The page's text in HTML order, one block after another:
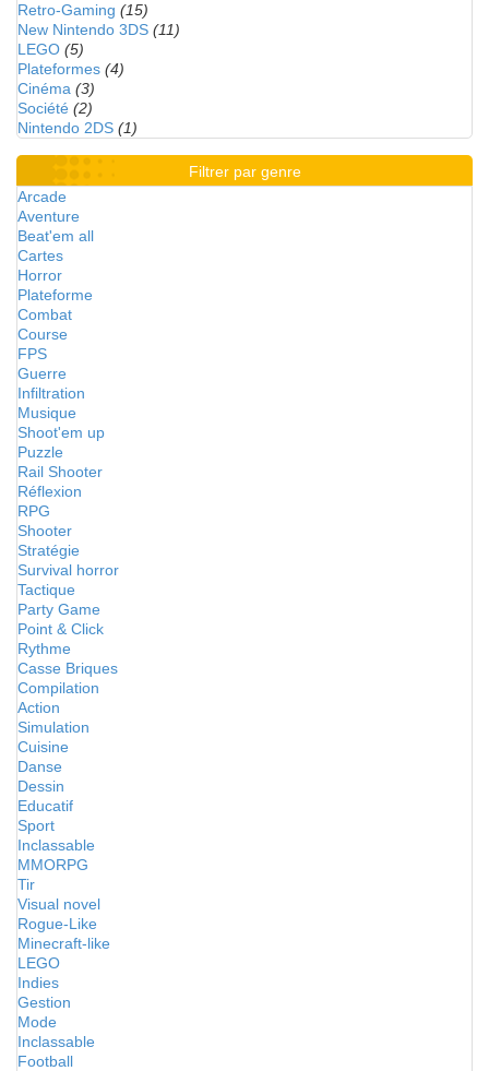
Retro-Gaming (15)
New Nintendo 3DS (11)
LEGO (5)
Plateformes (4)
Cinéma (3)
Société (2)
Nintendo 2DS (1)
Filtrer par genre
Arcade
Aventure
Beat'em all
Cartes
Horror
Plateforme
Combat
Course
FPS
Guerre
Infiltration
Musique
Shoot'em up
Puzzle
Rail Shooter
Réflexion
RPG
Shooter
Stratégie
Survival horror
Tactique
Party Game
Point & Click
Rythme
Casse Briques
Compilation
Action
Simulation
Cuisine
Danse
Dessin
Educatif
Sport
Inclassable
MMORPG
Tir
Visual novel
Rogue-Like
Minecraft-like
LEGO
Indies
Gestion
Mode
Inclassable
Football